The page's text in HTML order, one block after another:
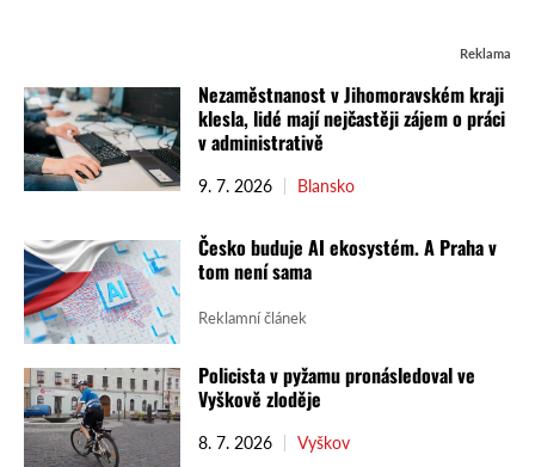
Reklama
Nezaměstnanost v Jihomoravském kraji
klesla, lidé mají nejčastěji zájem o práci
v administrativě
9. 7. 2026 Blansko
Česko buduje AI ekosystém. A Praha v
tom není sama
Reklamní článek
Policista v pyžamu pronásledoval ve
Vyškově zloděje
8. 7. 2026 Vyškov